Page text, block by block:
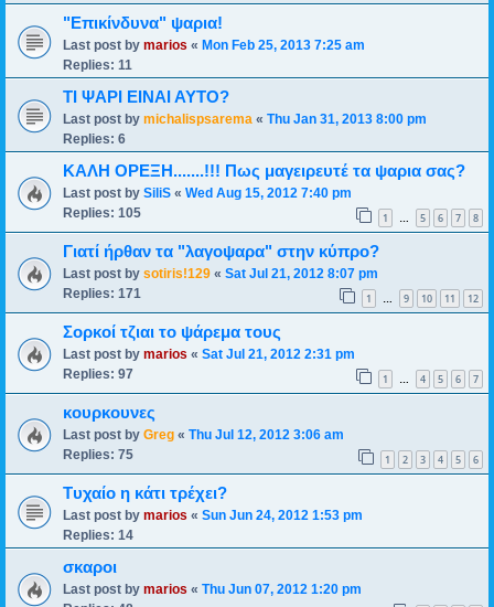
"Επικίνδυνα" ψαρια!
Last post by marios « Mon Feb 25, 2013 7:25 am
Replies: 11
ΤΙ ΨΑΡΙ ΕΙΝΑΙ ΑΥΤΟ?
Last post by michalispsarema « Thu Jan 31, 2013 8:00 pm
Replies: 6
ΚΑΛΗ ΟΡΕΞΗ.......!!! Πως μαγειρευτέ τα ψαρια σας?
Last post by SiliS « Wed Aug 15, 2012 7:40 pm
Replies: 105 1 5 6 7 8
Γιατί ήρθαν τα "λαγοψαρα" στην κύπρο?
Last post by sotiris!129 « Sat Jul 21, 2012 8:07 pm
Replies: 171 1 9 10 11 12
Σορκοί τζιαι το ψάρεμα τους
Last post by marios « Sat Jul 21, 2012 2:31 pm
Replies: 97 1 4 5 6 7
κουρκουνες
Last post by Greg « Thu Jul 12, 2012 3:06 am
Replies: 75 1 2 3 4 5 6
Tυχαίο η κάτι τρέχει?
Last post by marios « Sun Jun 24, 2012 1:53 pm
Replies: 14
σκαροι
Last post by marios « Thu Jun 07, 2012 1:20 pm